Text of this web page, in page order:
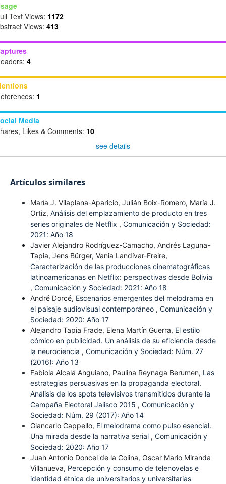
Text Views: 1172
Views: 413
4
1
Media
Likes & Comments: 10
see details
Artículos similares
María J. Vilaplana-Aparicio, Julián Boix-Romero, María J.
Ortiz, Análisis del emplazamiento de producto en tres
series originales de Netflix , Comunicación y Sociedad:
2021: Año 18
Javier Alejandro Rodríguez-Camacho, Andrés Laguna-
Tapia, Jens Bürger, Vania Landívar-Freire,
Caracterización de las producciones cinematográficas
latinoamericanas en Netflix: perspectivas desde Bolivia
, Comunicación y Sociedad: 2021: Año 18
André Dorcé, Escenarios emergentes del melodrama en
el paisaje audiovisual contemporáneo , Comunicación y
Sociedad: 2020: Año 17
Alejandro Tapia Frade, Elena Martín Guerra, El estilo
cómico en publicidad. Un análisis de su eficiencia desde
la neurociencia , Comunicación y Sociedad: Núm. 27
(2016): Año 13
Fabiola Alcalá Anguiano, Paulina Reynaga Berumen, Las
estrategias persuasivas en la propaganda electoral.
Análisis de los spots televisivos transmitidos durante la
Campaña Electoral Jalisco 2015 , Comunicación y
Sociedad: Núm. 29 (2017): Año 14
Giancarlo Cappello, El melodrama como pulso esencial.
Una mirada desde la narrativa serial , Comunicación y
Sociedad: 2020: Año 17
Juan Antonio Doncel de la Colina, Oscar Mario Miranda
Villanueva, Percepción y consumo de telenovelas e
identidad étnica de universitarios y universitarias